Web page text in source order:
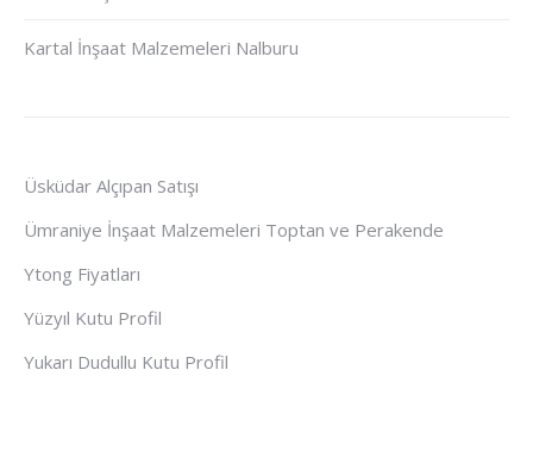
Kartal İnşaat Malzemeleri Nalburu
Üsküdar Alçıpan Satışı
Ümraniye İnşaat Malzemeleri Toptan ve Perakende
Ytong Fiyatları
Yüzyıl Kutu Profil
Yukarı Dudullu Kutu Profil